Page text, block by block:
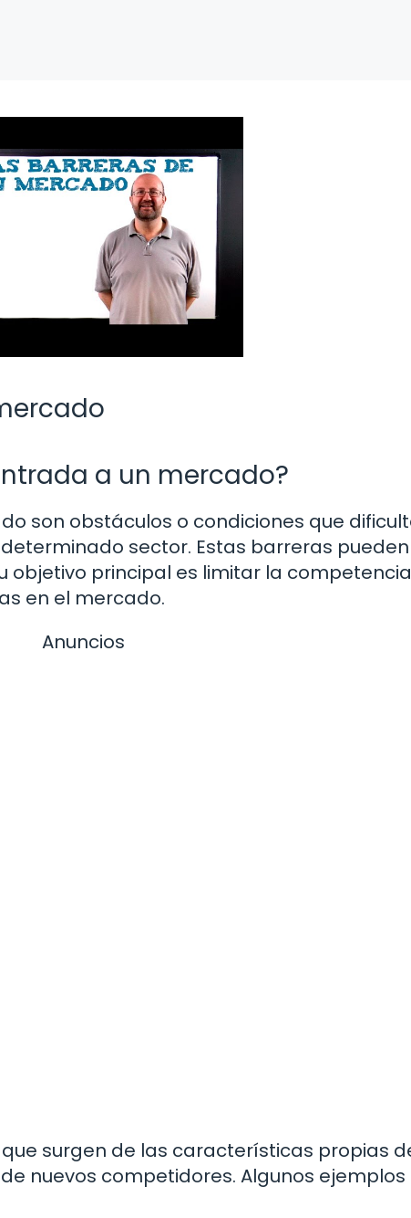
a un mercado?
son obstáculos o condiciones que
sector. Estas barreras
objetivo principal es limitar la
en el mercado.
Anuncios
surgen de las características propias
nuevos competidores. Algunos ejemplos